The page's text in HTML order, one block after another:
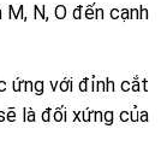
N, O đến cạnh
ứng với đỉnh cắt
là đối xứng của